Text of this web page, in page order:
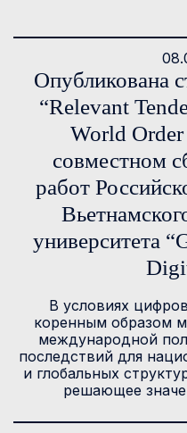
Опубликована
“Relevant
World
совместном
работ
университета
В условиях
коренным образом
международной
последствий для
и глобальных
решающее